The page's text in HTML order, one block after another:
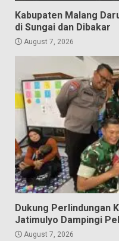
Kabupaten Malang
di Sungai dan Dibakar
August 7, 2026
Dukung Perlindungan
Jatimulyo Dampingi
August 7, 2026